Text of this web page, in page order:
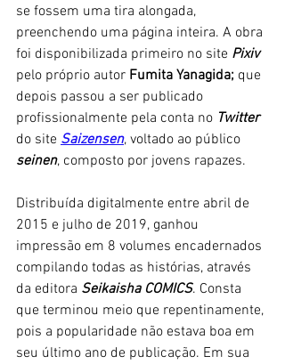
se fossem uma tira alongada,
preenchendo uma página inteira. A obra
foi disponibilizada primeiro no site Pixiv
pelo próprio autor Fumita Yanagida; que
depois passou a ser publicado
profissionalmente pela conta no Twitter
do site Saizensen, voltado ao público
seinen, composto por jovens rapazes.
Distribuída digitalmente entre abril de
2015 e julho de 2019, ganhou
impressão em 8 volumes encadernados
compilando todas as histórias, através
da editora Seikaisha COMICS. Consta
que terminou meio que repentinamente,
pois a popularidade não estava boa em
seu último ano de publicação. Em sua